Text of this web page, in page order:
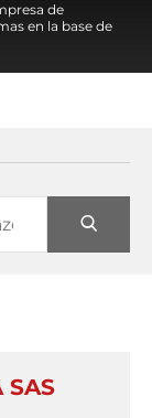
de
en la base de
SAS